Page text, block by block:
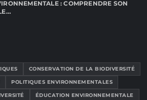
: COMPRENDRE SON
CONSERVATION DE LA BIODIVERSITÉ
POLITIQUES ENVIRONNEMENTALES
ÉDUCATION ENVIRONNEMENTALE